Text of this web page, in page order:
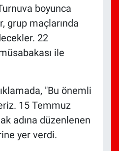
boyunca
grup maçlarında
22
ile
"Bu önemli
15 Temmuz
adına düzenlenen
yer verdi.